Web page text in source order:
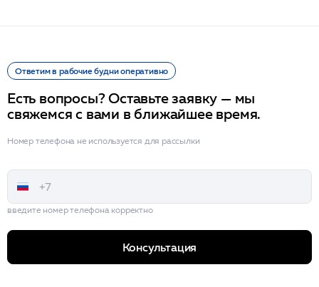
Ответим в рабочие будни оперативно
Есть вопросы? Оставьте заявку — мы
свяжемся с вами в ближайшее время.
Номер телефона не используется для рассылки
введите номер телефона корректно
Консультация